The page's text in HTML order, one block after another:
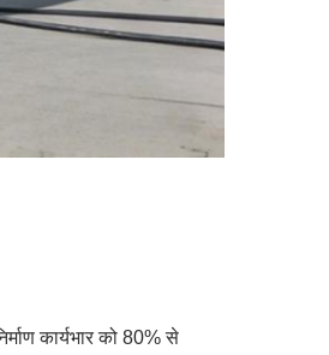
कार्यभार को 80% से